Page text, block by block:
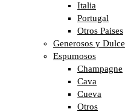
Italia
Portugal
Otros Paises
Generosos y
Espumosos
Champagne
Cava
Cueva
Otros